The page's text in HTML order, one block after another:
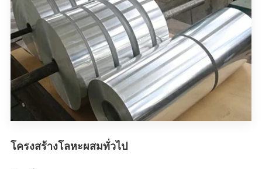
โครงสร้างโลหะผสมทั่วไป